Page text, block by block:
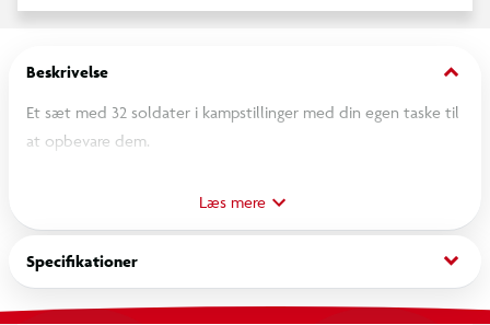
Beskrivelse keyboard_arrow_down
Et sæt med 32 soldater i kampstillinger med din egen taske til
at opbevare dem.
OBS! Varen er assorteret, og en bestemt variant kan ikke
garanteres.
Læs mere
Specifikationer keyboard_arrow_down